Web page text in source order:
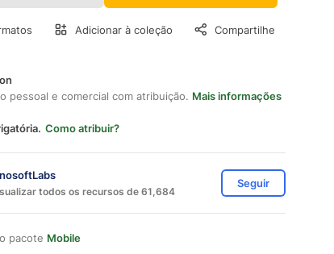
Adicionar à coleção Compartilhe
pessoal e comercial com atribuição. Mais informações
Como atribuir?
todos os recursos de 61,684
Seguir
pacote Mobile